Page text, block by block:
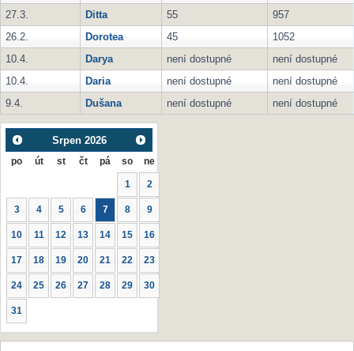
27.3.
Ditta 55
957
26.2.
Dorotea 45
1052
10.4.
Darya není dostupné
není dostupné
10.4.
Daria není dostupné
není dostupné
9.4.
Dušana není dostupné není dostupné
Srpen 2026
po út st čt pá so ne
1 2
3 4 5 6 7 8 9
10 11 12 13 14 15 16
17 18 19 20 21 22 23
24 25 26 27 28 29 30
31